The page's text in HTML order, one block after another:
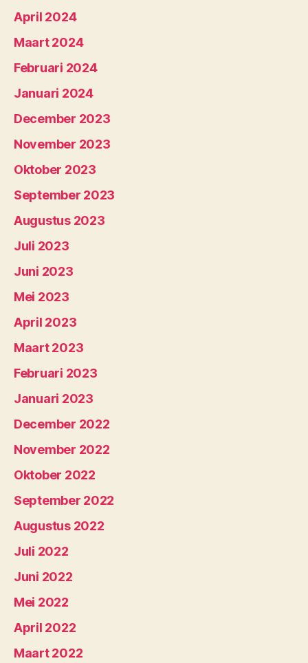
April 2024
Maart 2024
Februari 2024
Januari 2024
December 2023
November 2023
Oktober 2023
September 2023
Augustus 2023
Juli 2023
Juni 2023
Mei 2023
April 2023
Maart 2023
Februari 2023
Januari 2023
December 2022
November 2022
Oktober 2022
September 2022
Augustus 2022
Juli 2022
Juni 2022
Mei 2022
April 2022
Maart 2022